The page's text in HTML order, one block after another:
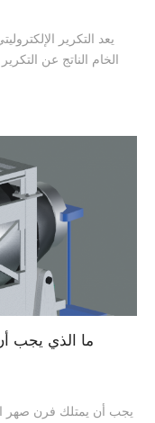
يعد التكرير
الخام الناتج عن
ما الذي يجب
يجب أن يمتلك فرن صهر